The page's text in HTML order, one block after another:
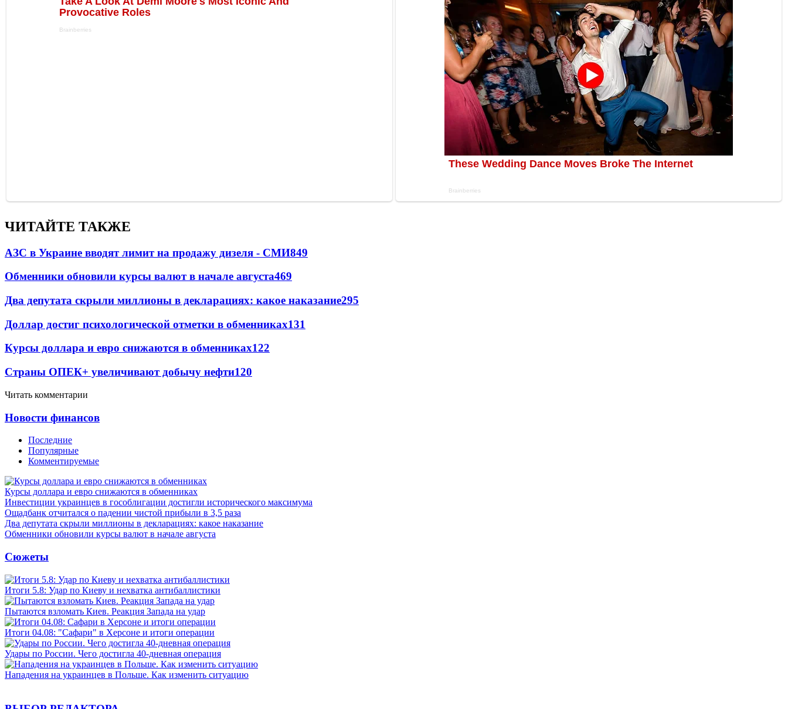
ЧИТАЙТЕ ТАКЖЕ
АЗС в Украине вводят лимит на продажу дизеля - СМИ849
Обменники обновили курсы валют в начале августа469
Два депутата скрыли миллионы в декларациях: какое наказание295
Доллар достиг психологической отметки в обменниках131
Курсы доллара и евро снижаются в обменниках122
Страны ОПЕК+ увеличивают добычу нефти120
Читать комментарии
Новости финансов
Последние
Популярные
Комментируемые
Курсы доллара и евро снижаются в обменниках
Инвестиции украинцев в гособлигации достигли исторического максимума
Ощадбанк отчитался о падении чистой прибыли в 3,5 раза
Два депутата скрыли миллионы в декларациях: какое наказание
Обменники обновили курсы валют в начале августа
Сюжеты
Итоги 5.8: Удар по Киеву и нехватка антибаллистики
Пытаются взломать Киев. Реакция Запада на удар
Итоги 04.08: "Сафари" в Херсоне и итоги операции
Удары по России. Чего достигла 40-дневная операция
Нападения на украинцев в Польше. Как изменить ситуацию